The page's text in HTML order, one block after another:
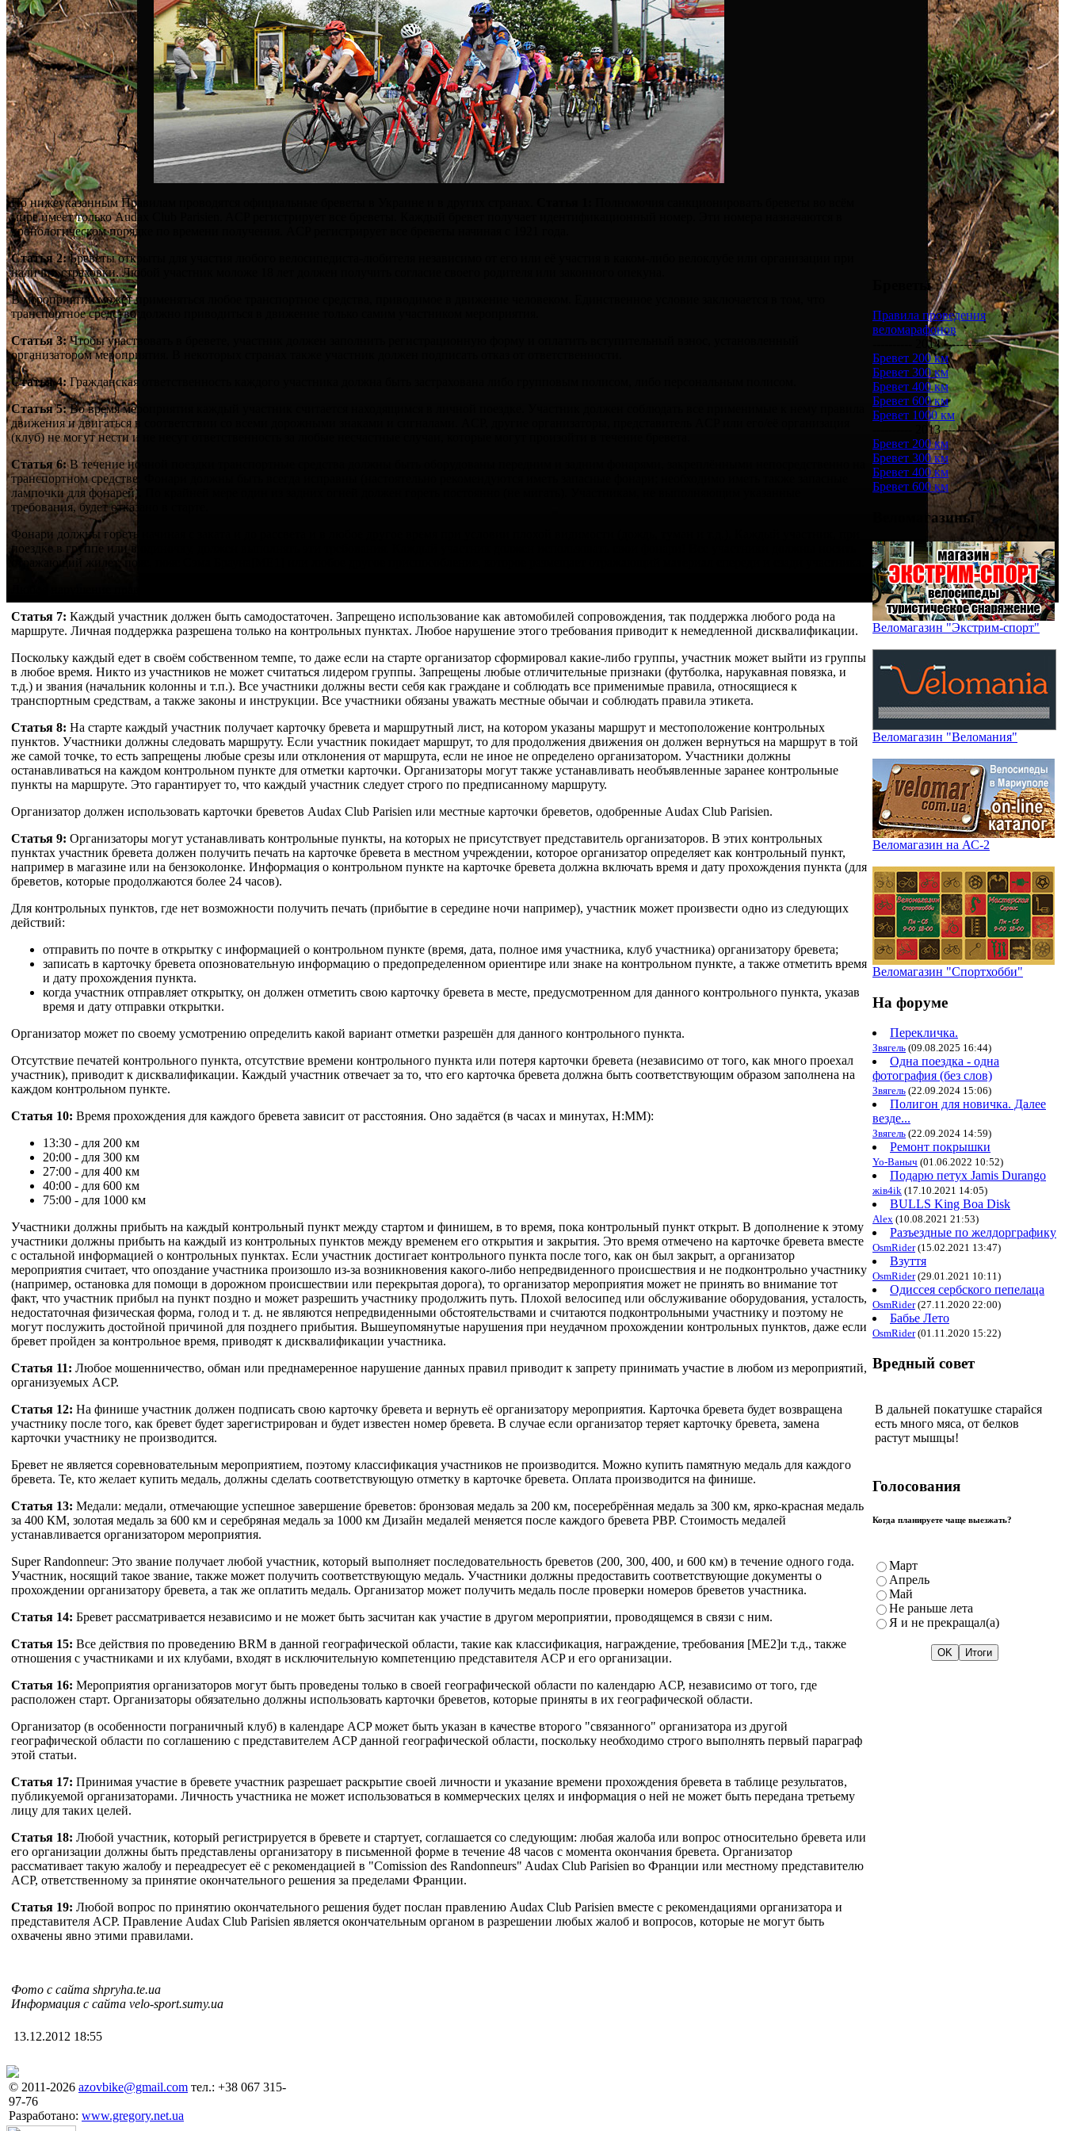
По нижеуказанным Правилам проводятся официальные бреветы в Украине и в других странах.
мире имеет только Audax Club Parisien. ACP регистрирует все бреветы. Каждый бревет получает идентификационный номер. Эти номера назначаются в
хронологическом порядке по времени получения. ACP регистрирует все бреветы начиная с 1921 года.
Статья 2:Бреветы открыты для участия любого велосипедиста-любителя независимо от его или её участия в каком-либо велоклубе или организации при
наличии страховки. Любой участник моложе 18 лет должен получить согласие своего родителя или законного опекуна.
В мероприятии может применяться любое транспортное средства, приводимое в движение человеком. Единственное условие заключается в том, что
транспортное средство должно приводиться в движение только самим участником мероприятия.
Статья 3:Чтобы участвовать в бревете, участник должен заполнить регистрационную форму и оплатить вступительный взнос, установленный
организатором мероприятия. В некоторых странах также участник должен подписать отказ от ответственности.
Статья 4:Гражданская ответственность каждого участника должна быть застрахована либо групповым полисом, либо персональным полисом.
Статья 5:Во время мероприятия каждый участник считается находящимся в личной поездке. Участник должен соблюдать все применимые к нему правила
движения и двигаться в соответствии со всеми дорожными знаками и сигналами. ACP, другие организаторы, представитель ACP или его/её организация
(клуб) не могут нести и не несут ответственность за любые несчастные случаи, которые могут произойти в течение бревета.
Статья 6:В течение ночной поездки транспортные средства должны быть оборудованы передним и задним фонарями, закреплёнными непосредственно на
транспортном средстве. Фонари должны быть всегда исправны (настоятельно рекомендуются иметь запасные фонари; необходимо иметь также запасные
лампочки для фонарей). По крайней мере один из задних огней должен гореть постоянно (не мигать). Участникам, не выполняющим указанные
требования, будет отказано в старте.
Фонари должны гореть начиная с заката и до рассвета и в любое другое время при условии плохой видимости (дождь, туман и т.д.). Каждый участник, при
поездке в группе или в одиночку, должен выполнять эти требования. Каждый участник должен использовать свои фонари! Все участники должны носить
отражающий жилет, пояс, пояс Сэма Брауна[ME1] или любое другое приспособление, которое размещает отражающий материал спереди и сзади участника.
Статья 7: Каждый участник должен быть самодостаточен. Запрещено использование как автомобилей сопровождения, так поддержка любого рода на
маршруте. Личная поддержка разрешена только на контрольных пунктах. Любое нарушение этого требования приводит к немедленной дисквалификации.
Поскольку каждый едет в своём собственном темпе, то даже если на старте организатор сформировал какие-либо группы, участник может выйти из группы
в любое время. Никто из участников не может считаться лидером группы. Запрещены любые отличительные признаки (футболка, нарукавная повязка, и
т.д.) и звания (начальник колонны и т.п.). Все участники должны вести себя как граждане и соблюдать все применимые правила, относящиеся к
транспортным средствам, а также законы и инструкции. Все участники обязаны уважать местные обычаи и соблюдать правила этикета.
Статья 8: На старте каждый участник получает карточку бревета и маршрутный лист, на котором указаны маршрут и местоположение контрольных
пунктов. Участники должны следовать маршруту. Если участник покидает маршрут, то для продолжения движения он должен вернуться на маршрут в той
же самой точке, то есть запрещены любые срезы или отклонения от маршрута, если не иное не определено организатором. Участники должны
останавливаться на каждом контрольном пункте для отметки карточки. Организаторы могут также устанавливать необъявленные заранее контрольные
пункты на маршруте. Это гарантирует то, что каждый участник следует строго по предписанному маршруту.
Организатор должен использовать карточки бреветов Audax Club Parisien или местные карточки бреветов, одобренные Audax Club Parisien.
Статья 9: Организаторы могут устанавливать контрольные пункты, на которых не присутствует представитель организаторов. В этих контрольных
пунктах участник бревета должен получить печать на карточке бревета в местном учреждении, которое организатор определяет как контрольный пункт,
например в магазине или на бензоколонке. Информация о контрольном пункте на карточке бревета должна включать время и дату прохождения пункта (для
бреветов, которые продолжаются более 24 часов).
Для контрольных пунктов, где нет возможности получить печать (прибытие в середине ночи например), участник может произвести одно из следующих
действий:
отправить по почте в открытку с информацией о контрольном пункте (время, дата, полное имя участника, клуб участника) организатору бревета;
записать в карточку бревета опозновательную информацию о предопределенном ориентире или знаке на контрольном пункте, а также отметить время
и дату прохождения пункта.
когда участник отправляет открытку, он должен отметить свою карточку бревета в месте, предусмотренном для данного контрольного пункта, указав
время и дату отправки открытки.
Организатор может по своему усмотрению определить какой вариант отметки разрешён для данного контрольного пункта.
Отсутствие печатей контрольного пункта, отсутствие времени контрольного пункта или потеря карточки бревета (независимо от того, как много проехал
участник), приводит к дисквалификации. Каждый участник отвечает за то, что его карточка бревета должна быть соответствующим образом заполнена на
каждом контрольном пункте.
Статья 10: Время прохождения для каждого бревета зависит от расстояния. Оно задаётся (в часах и минутах, H:MM):
13:30 - для 200 км
20:00 - для 300 км
27:00 - для 400 км
40:00 - для 600 км
75:00 - для 1000 км
Участники должны прибыть на каждый контрольный пункт между стартом и финишем, в то время, пока контрольный пункт открыт. В дополнение к этому
участники должны прибыть на каждый из контрольных пунктов между временем его открытия и закрытия. Это время отмечено на карточке бревета вместе
с остальной информацией о контрольных пунктах. Если участник достигает контрольного пункта после того, как он был закрыт, а организатор
мероприятия считает, что опоздание участника произошло из-за возникновения какого-либо непредвиденного происшествия и не подконтрольно участнику
(например, остановка для помощи в дорожном происшествии или перекрытая дорога), то организатор мероприятия может не принять во внимание тот
факт, что участник прибыл на пункт поздно и может разрешить участнику продолжить путь. Плохой велосипед или обслуживание оборудования, усталость,
недостаточная физическая форма, голод и т. д. не являются непредвиденными обстоятельствами и считаются подконтрольными участнику и поэтому не
могут послужить достойной причиной для позднего прибытия. Вышеупомянутые нарушения при неудачном прохождении контрольных пунктов, даже если
бревет пройден за контрольное время, приводят к дисквалификации участника.
Статья 11: Любое мошенничество, обман или преднамеренное нарушение данных правил приводит к запрету принимать участие в любом из мероприятий,
организуемых ACP.
Статья 12: На финише участник должен подписать свою карточку бревета и вернуть её организатору мероприятия. Карточка бревета будет возвращена
участнику после того, как бревет будет зарегистрирован и будет известен номер бревета. В случае если организатор теряет карточку бревета, замена
карточки участнику не производится.
Бревет не является соревновательным мероприятием, поэтому классификация участников не производится. Можно купить памятную медаль для каждого
бревета. Те, кто желает купить медаль, должны сделать соответствующую отметку в карточке бревета. Оплата производится на финише.
Статья 13: Медали: медали, отмечающие успешное завершение бреветов: бронзовая медаль за 200 км, посеребрённая медаль за 300 км, ярко-красная медаль
за 400 КМ, золотая медаль за 600 км и серебряная медаль за 1000 км Дизайн медалей меняется после каждого бревета PBP. Стоимость медалей
устанавливается организатором мероприятия.
Super Randonneur: Это звание получает любой участник, который выполняет последовательность бреветов (200, 300, 400, и 600 км) в течение одного года.
Участник, носящий такое звание, также может получить соответствующую медаль. Участники должны предоставить соответствующие документы о
прохождении организатору бревета, а так же оплатить медаль. Организатор может получить медаль после проверки номеров бреветов участника.
Статья 14: Бревет рассматривается независимо и не может быть засчитан как участие в другом мероприятии, проводящемся в связи с ним.
Статья 15: Все действия по проведению BRM в данной географической области, такие как классификация, награждение, требования [ME2]и т.д., также
отношения с участниками и их клубами, входят в исключительную компетенцию представителя ACP и его организации.
Статья 16: Мероприятия организаторов могут быть проведены только в своей географической области по календарю ACP, независимо от того, где
расположен старт. Организаторы обязательно должны использовать карточки бреветов, которые приняты в их географической области.
Организатор (в особенности пограничный клуб) в календаре ACP может быть указан в качестве второго "связанного" организатора из другой
географической области по соглашению с представителем ACP данной географической области, поскольку необходимо строго выполнять первый параграф
этой статьи.
Статья 17: Принимая участие в бревете участник разрешает раскрытие своей личности и указание времени прохождения бревета в таблице результатов,
публикуемой организаторами. Личность участника не может использоваться в коммерческих целях и информация о ней не может быть передана третьему
лицу для таких целей.
Статья 18: Любой участник, который регистрируется в бревете и стартует, соглашается со следующим: любая жалоба или вопрос относительно бревета или
его организации должны быть представлены организатору в письменной форме в течение 48 часов с момента окончания бревета. Организатор
рассмативает такую жалобу и переадресует её с рекомендацией в "Comission des Randonneurs" Audax Club Parisien во Франции или местному представителю
ACP, ответственному за принятие окончательного решения за пределами Франции.
Статья 19: Любой вопрос по принятию окончательного решения будет послан правлению Audax Club Parisien вместе с рекомендациями организатора и
представителя ACP. Правление Audax Club Parisien является окончательным органом в разрешении любых жалоб и вопросов, которые не могут быть
охвачены явно этими правилами.
Фото с сайта shpryha.te.ua
Информация с сайта velo-sport.sumy.ua
13.12.2012 18:55
Бреветы
Правила проведения
веломарафонов
---------- 2014 ----------
Бревет 200 км
Бревет 300 км
Бревет 400 км
Бревет 600 км
Бревет 1000 км
---------- 2013 ----------
Бревет 200 км
Бревет 300 км
Бревет 400 км
Бревет 600 км
Веломагазины
Веломагазин "Экстрим-спорт"
Веломагазин "Веломания"
Веломагазин на АС-2
Веломагазин "Спортхобби"
На форуме
Перекличка.
Звягель (09.08.2025 16:44)
Одна поездка - одна
фотография (без слов)
Звягель (22.09.2024 15:06)
Полигон для новичка. Далее
везде...
Звягель (22.09.2024 14:59)
Ремонт покрышки
Yo-Ваныч (01.06.2022 10:52)
Подарю петух Jamis Durango
жiв4ik (17.10.2021 14:05)
BULLS King Boa Disk
Alex (10.08.2021 21:53)
Разъездные по желдорграфику
OsmRider(15.02.2021 13:47)
Взуття
OsmRider(29.01.2021 10:11)
Одиссея сербского пепелаца
OsmRider(27.11.2020 22:00)
Бабье Лето
OsmRider(01.11.2020 15:22)
Вредный совет
В дальней покатушке старайся
есть много мяса, от белков
растут мышцы!
Голосования
Когда планируете чаще выезжать?
Март
Апрель
Май
Не раньше лета
Я и не прекращал(а)
© 2011-2026 azovbike@gmail.com тел.: +38 067 315-
97-76
Разработано: www.gregory.net.ua